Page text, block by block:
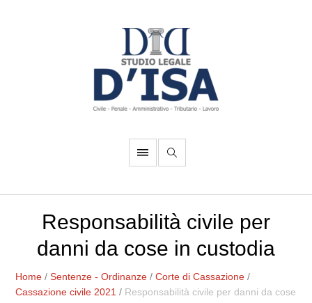
Responsabilità civile per
danni da cose in custodia
Home /Sentenze - Ordinanze /Corte di Cassazione /
Cassazione civile 2021 / Responsabilità civile per danni da cose